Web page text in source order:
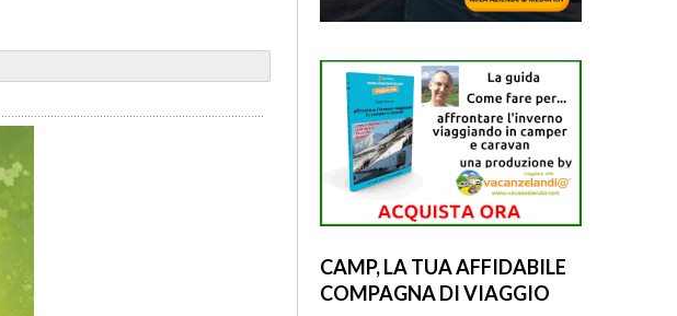
CAMP, LA TUA AFFIDABILE
COMPAGNA DI VIAGGIO